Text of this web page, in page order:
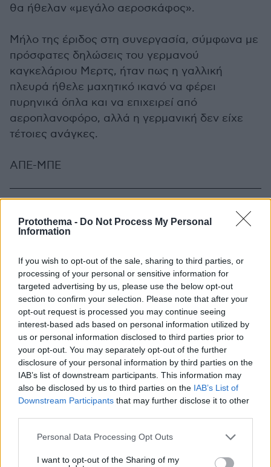
Protothema - Do Not Process My Personal
Information
If you wish to opt-out of the sale, sharing to third parties, or
processing of your personal or sensitive information for
targeted advertising by us, please use the below opt-out
section to confirm your selection. Please note that after your
opt-out request is processed you may continue seeing
interest-based ads based on personal information utilized by
us or personal information disclosed to third parties prior to
your opt-out. You may separately opt-out of the further
disclosure of your personal information by third parties on the
IAB’s list of downstream participants. This information may
also be disclosed by us to third parties on the IAB’s List of
Downstream Participants that may further disclose it to other
Please note that this website/app uses one or more Google
not limited to your visit or usage behaviour. You may click to
Personal Data Processing Opt Outs
I want to opt-out of the Sharing of my
θα ήθελαν «μεγάλο αεροσκάφος».
Μήλο της έριδος στη συνεργασία, σύμφωνα με
πρόσφατες δηλώσεις του γερμανού
καγκελάριου Μερτς, ήταν πως η γαλλική
πλευρά ήθελε μαχητικό ικανό να φέρει
πυρηνικά όπλα και να επιχειρεί από
αεροπλανοφόρο, αλλά η γερμανική δεν είχε
τέτοιες ανάγκες.
ΑΠΕ-ΜΠΕ
Thema Insights
και μάθετε πρώτοι όλες τις ειδήσεις
και τον Κόσμο, τη στιγμή που συμβαίνουν, στο
Protothema.gr